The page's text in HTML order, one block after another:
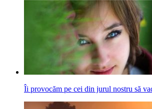
Îi provocăm pe cei din jurul nostru să